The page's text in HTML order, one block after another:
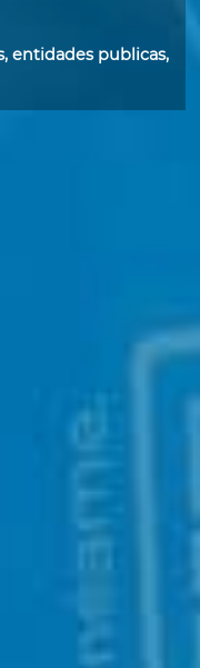
entidades publicas,